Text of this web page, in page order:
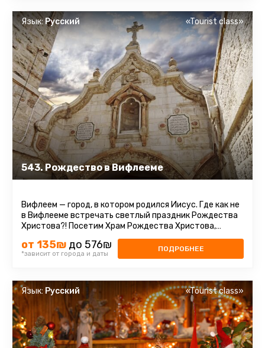
543. Рождество в Вифлееме
Язык:Русский «Tourist class»
Вифлеем — город, в котором родился Иисус. Где как не
в Вифлееме встречать светлый праздник Рождества
Христова?! Посетим Храм Рождества Христова,
от 135₪ до 576₪
*зависит от города и даты
ПОДРОБНЕЕ
Язык: Русский «Tourist class»